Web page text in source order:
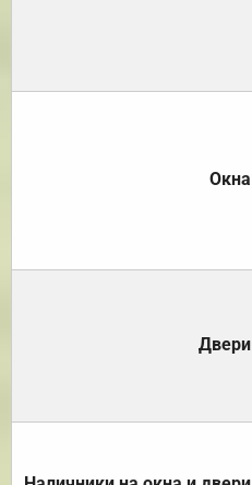
Окна
Двери